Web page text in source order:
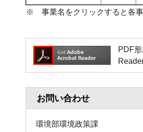
※ 事業名をクリックすると各事
PDF
お問い合わせ
環境部環境政策課